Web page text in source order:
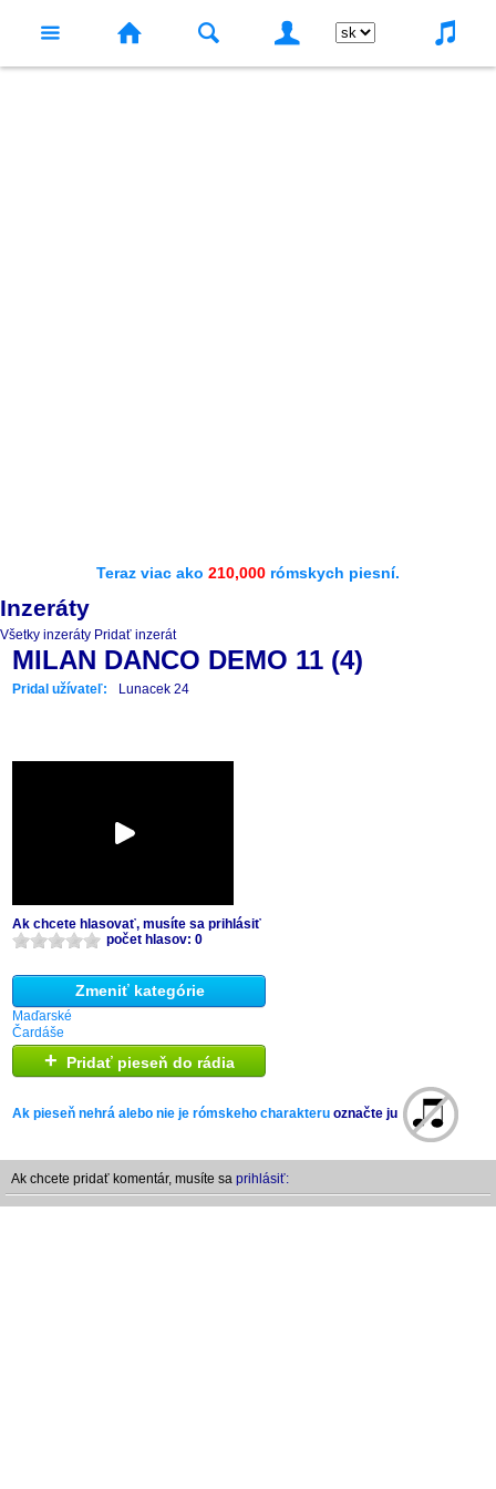
Teraz viac ako 210,000 rómskych piesní.
Inzeráty
Všetky inzeráty Pridať inzerát
MILAN DANCO DEMO 11 (4)
Pridal užívateľ: Lunacek 24
Ak chcete hlasovať, musíte sa prihlásiť
počet hlasov: 0
Zmeniť kategórie
Maďarské
Čardáše
+ Pridať pieseň do rádia
Ak pieseň nehrá alebo nie je rómskeho charakteru označte ju
Ak chcete pridať komentár, musíte sa prihlásiť: